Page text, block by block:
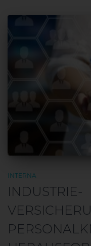
INTERNA
INDUSTRIE-